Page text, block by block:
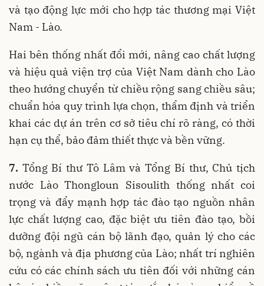
và tạo động lực mới cho hợp tác thương mại Việt
Nam - Lào.
Hai bên thống nhất đổi mới, nâng cao chất lượng
và hiệu quả viện trợ của Việt Nam dành cho Lào
theo hướng chuyển từ chiều rộng sang chiều sâu;
chuẩn hóa quy trình lựa chọn, thẩm định và triển
khai các dự án trên cơ sở tiêu chí rõ ràng, có thời
hạn cụ thể, bảo đảm thiết thực và bền vững.
7. Tổng Bí thư Tô Lâm và Tổng Bí thư, Chủ tịch
nước Lào Thongloun Sisoulith thống nhất coi
trọng và đẩy mạnh hợp tác đào tạo nguồn nhân
lực chất lượng cao, đặc biệt ưu tiên đào tạo, bồi
dưỡng đội ngũ cán bộ lãnh đạo, quản lý cho các
bộ, ngành và địa phương của Lào; nhất trí nghiên
cứu có các chính sách ưu tiên đối với những cán